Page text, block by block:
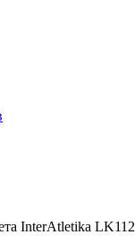
InterAtletika LK112